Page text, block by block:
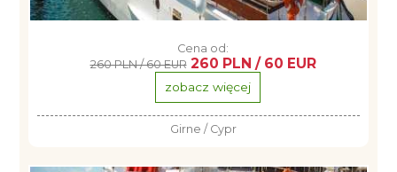
Cena od:
260 PLN / 60 EUR 260 PLN / 60 EUR
zobacz więcej
Girne / Cypr